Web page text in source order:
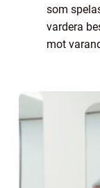
som
vardera
mot